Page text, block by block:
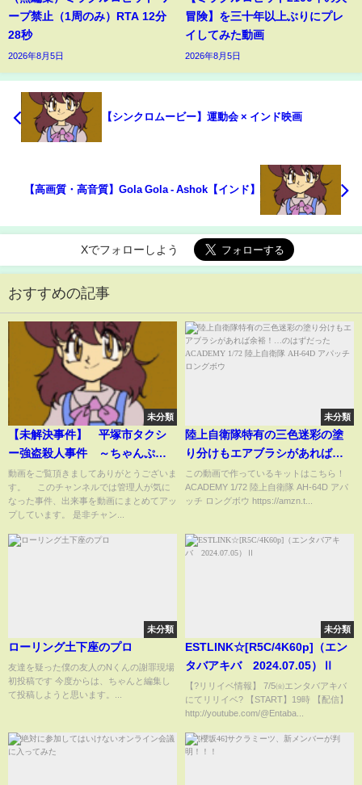
ープ禁止（1周のみ）RTA 12分
28秒
2026年8月5日
冒険】を三十年以上ぶりにプレ
イしてみた動画
2026年8月5日
【シンクロムービー】運動会 × インド映画
【高画質・高音質】Gola Gola - Ashok【インド】
Xでフォローしよう
おすすめの記事
未分類
【未解決事件】 平塚市タクシ
ー強盗殺人事件 ～ちゃんぷる
ぅ～
動画をご覧頂きましてありがとうございま
す。 このチャンネルでは管理人が気に
なった事件、出来事を動画にまとめてアッ
プしています。 是非チャン...
未分類
陸上自衛隊特有の三色迷彩の塗
り分けもエアブラシがあれば余
裕！…のはずだった ACADEMY
1/72 陸上自衛隊 AH-64D アパッ
チ ロングボウ
この動画で作っているキットはこちら！
ACADEMY 1/72 陸上自衛隊 AH-64D アパ
ッチ ロングボウ https://amzn.t...
未分類
ローリング土下座のプロ
友達を疑った僕の友人のNくんの謝罪現場
初投稿です 今度からは、ちゃんと編集し
て投稿しようと思います。...
未分類
ESTLINK☆[R5C/4K60p]（エン
タバアキバ 2024.07.05）Ⅱ
【?リリイベ情報】 7/5㈮エンタバアキバ
にてリリイベ? 【START】19時 【配信】
http://youtube.com/@Entaba...